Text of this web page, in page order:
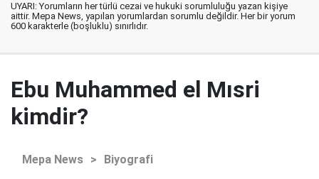
UYARI: Yorumların her türlü cezai ve hukuki sorumluluğu yazan kişiye
aittir. Mepa News, yapılan yorumlardan sorumlu değildir. Her bir yorum
600 karakterle (boşluklu) sınırlıdır.
Ebu Muhammed el Mısri
kimdir?
Mepa News > Biyografi